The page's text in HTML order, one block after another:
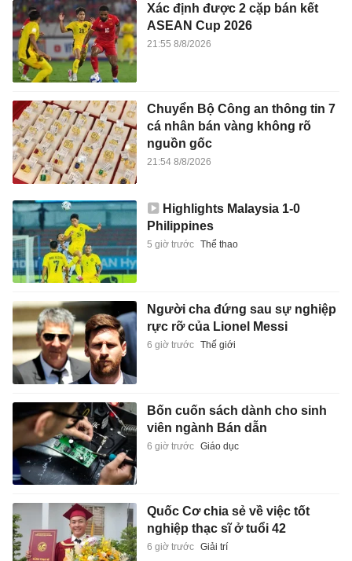
Xác định được 2 cặp bán kết
ASEAN Cup 2026
21:55 8/8/2026
Chuyển Bộ Công an thông tin 7
cá nhân bán vàng không rõ
nguồn gốc
21:54 8/8/2026
Highlights Malaysia 1-0
Philippines
5 giờ trước Thể thao
Người cha đứng sau sự nghiệp
rực rỡ của Lionel Messi
6 giờ trước Thế giới
Bốn cuốn sách dành cho sinh
viên ngành Bán dẫn
6 giờ trước Giáo dục
Quốc Cơ chia sẻ về việc tốt
nghiệp thạc sĩ ở tuổi 42
6 giờ trước Giải trí